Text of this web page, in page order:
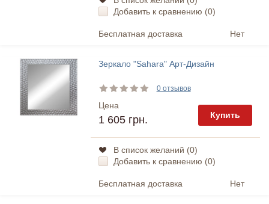
Добавить к сравнению (0)
Бесплатная доставка Нет
Зеркало "Sahara" Арт-Дизайн
0 отзывов
Цена
1 605 грн. Купить
В список желаний (0)
Добавить к сравнению (0)
Бесплатная доставка Нет